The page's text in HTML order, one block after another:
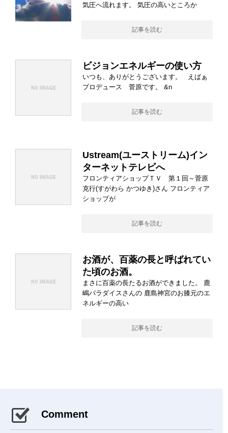
気圧へ流れます。 気圧の高いところか
記事を読む
ビジョンエネルギーの使い方
いつも、ありがとうございます。 えばぁ
プロデュース 菅原です。 &n
記事を読む
Ustream(ユーストリーム)イン
ターネットテレビへ
フロンティアショップＴＶ 第１回～菅原
克行(すがわら かつゆき)さん フロンティア
ショップが
記事を読む
お酒が、百薬の長と呼ばれてい
た頃のお酒。
まさに百薬の長たるお酒ができました。 鹿
嶋パラダイスさんの 鹿島神宮のお膝元のエ
ネルギーの高い
記事を読む
Comment